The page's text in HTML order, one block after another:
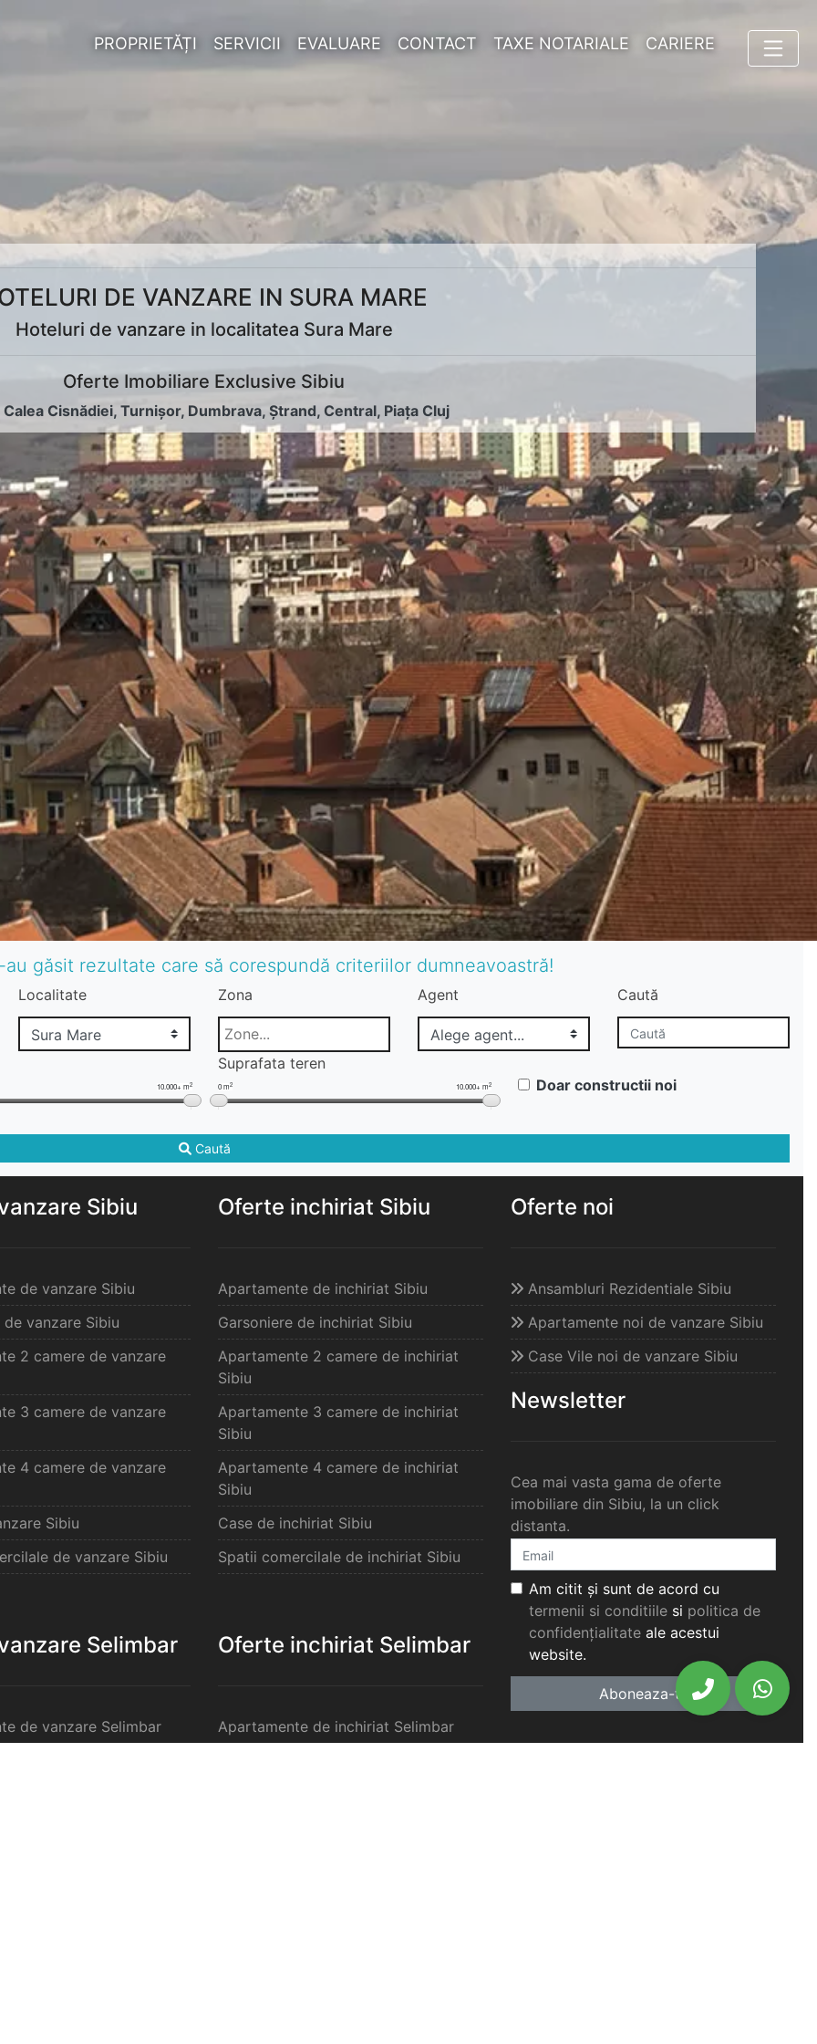
PROPRIETĂȚI SERVICII EVALUARE CONTACT TAXE NOTARIALE CARIERE
DE VANZARE IN SURA MARE
Hoteluri de vanzare in localitatea Sura Mare
Oferte Imobiliare Exclusive Sibiu
Calea Cisnădiei,Turnișor, Dumbrava,Ștrand,Central, Piața Cluj
găsit rezultate care să corespundă criteriilor dumneavoastră!
Localitate Zona Agent Caută
10.000+ m2
Suprafata teren
0 m2 10.000+ m2 Doar constructii noi
Caută
Sibiu
de vanzare Sibiu
de vanzare Sibiu
2 camere de vanzare
3 camere de vanzare
4 camere de vanzare
Sibiu
de vanzare Sibiu
Selimbar
de vanzare Selimbar
Oferte inchiriat Sibiu
Apartamente de inchiriat Sibiu
Garsoniere de inchiriat Sibiu
Apartamente 2 camere de inchiriat
Sibiu
Apartamente 3 camere de inchiriat
Sibiu
Apartamente 4 camere de inchiriat
Sibiu
Case de inchiriat Sibiu
Spatii comercilale de inchiriat Sibiu
Oferte inchiriat Selimbar
Apartamente de inchiriat Selimbar
Oferte noi
Ansambluri Rezidentiale Sibiu
Apartamente noi de vanzare Sibiu
Case Vile noi de vanzare Sibiu
Newsletter
Cea mai vasta gama de oferte
imobiliare din Sibiu, la un click
distanta.
Am citit și sunt de acord cu
termenii si conditiile si politica de
confidențialitate ale acestui
website.
Aboneaza-te